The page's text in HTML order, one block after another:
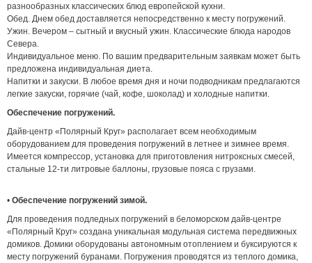
разнообразных классических блюд европейской кухни.
Обед. Днем обед доставляется непосредственно к месту погружений.
Ужин. Вечером – сытный и вкусный ужин. Классические блюда народов
Севера.
Индивидуальное меню. По вашим предварительным заявкам может быть
предложена индивидуальная диета.
Напитки и закуски. В любое время дня и ночи подводникам предлагаются
легкие закуски, горячие (чай, кофе, шоколад) и холодные напитки.
Обеспечение погружений.
Дайв-центр «Полярный Круг» располагает всем необходимым
оборудованием для проведения погружений в летнее и зимнее время.
Имеется компрессор, установка для приготовления нитроксных смесей,
стальные 12-ти литровые баллоны, грузовые пояса с грузами.
• Обеспечение погружений зимой.
Для проведения подледных погружений в беломорском дайв-центре
«Полярный Круг» создана уникальная модульная система передвижных
домиков. Домики оборудованы автономным отоплением и буксируются к
месту погружений буранами. Погружения проводятся из теплого домика,